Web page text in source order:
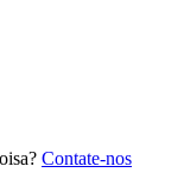
Contate-nos